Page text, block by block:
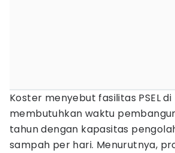
Koster menyebut fasilitas PSEL di
membutuhkan waktu
tahun dengan kapasitas
sampah per hari. Menurutnya,